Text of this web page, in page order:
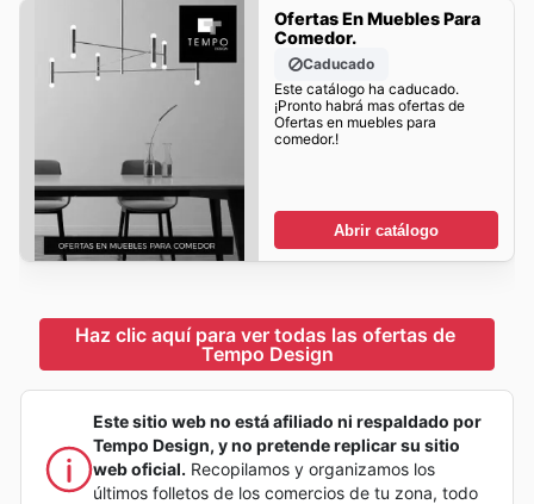
Ofertas En Muebles Para
Comedor.
Caducado
Este catálogo ha caducado.
¡Pronto habrá mas ofertas de
Ofertas en muebles para
comedor.!
Abrir catálogo
Haz clic aquí para ver todas las ofertas de
Tempo Design
Este sitio web no está afiliado ni respaldado por
Tempo Design, y no pretende replicar su sitio
web oficial. Recopilamos y organizamos los
últimos folletos de los comercios de tu zona, todo